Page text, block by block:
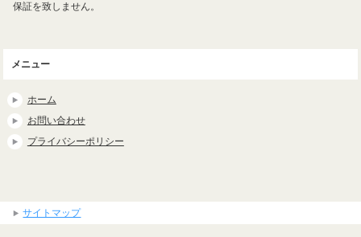
保証を致しません。
メニュー
ホーム
お問い合わせ
プライバシーポリシー
サイトマップ